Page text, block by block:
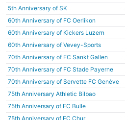
5th Anniversary of SK
60th Anniversary of FC Oerlikon
60th Anniversary of Kickers Luzern
60th Anniversary of Vevey-Sports
70th Anniversary of FC Sankt Gallen
70th Anniversary of FC Stade Payerne
70th Anniversary of Servette FC Genève
75th Anniversary Athletic Bilbao
75th Anniversary of FC Bulle
75th Anniversary of FC Chur